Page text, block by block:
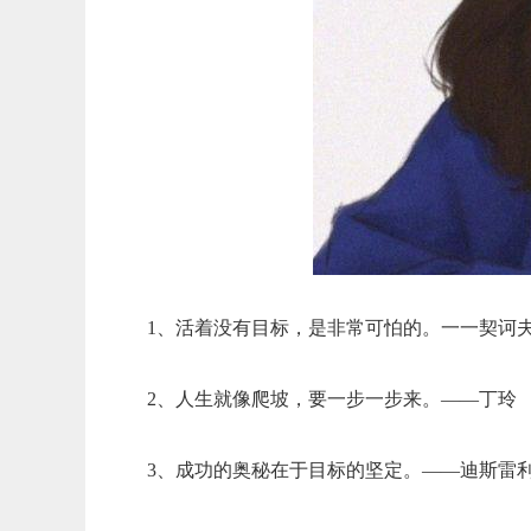
1、活着没有目标，是非常可怕的。一一契诃
2、人生就像爬坡，要一步一步来。——丁玲
3、成功的奥秘在于目标的坚定。——迪斯雷